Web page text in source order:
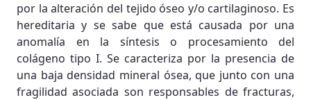
por la alteración del tejido óseo y/o cartilaginoso. Es
hereditaria y se sabe que está causada por una
anomalía en la síntesis o procesamiento del
colágeno tipo I. Se caracteriza por la presencia de
una baja densidad mineral ósea, que junto con una
fragilidad asociada son responsables de fracturas,